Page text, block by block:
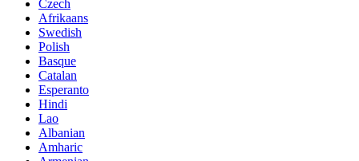
Czech
Afrikaans
Swedish
Polish
Basque
Catalan
Esperanto
Hindi
Lao
Albanian
Amharic